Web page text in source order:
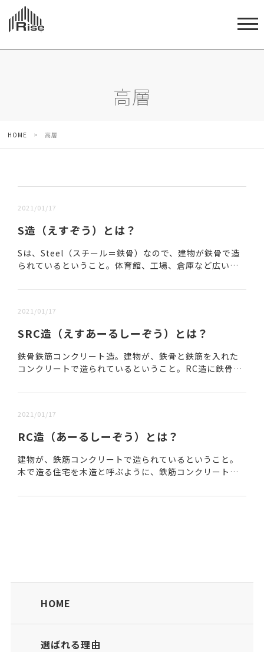
高層
HOME > 高層
2021/01/17
S造（えすぞう）とは？
Sは、Steel（スチール＝鉄骨）なので、建物が鉄骨で造
られているということ。体育館、工場、倉庫など広い空
ms.jp/media/b...
2021/01/17
SRC造（えすあーるしーぞう）とは？
鉄骨鉄筋コンクリート造。建物が、鉄骨と鉄筋を入れた
コンクリートで造られているということ。RC造に鉄骨を
を対象としている。Steel（スチール＝鉄骨）...
2021/01/17
RC造（あーるしーぞう）とは？
建物が、鉄筋コンクリートで造られているということ。
木で造る住宅を木造と呼ぶように、鉄筋コンクリートで
物を対象としている。Reinforced（リイン...
HOME
選ばれる理由